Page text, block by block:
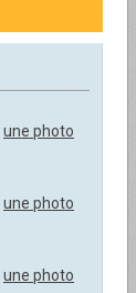
une photo
une photo
une photo